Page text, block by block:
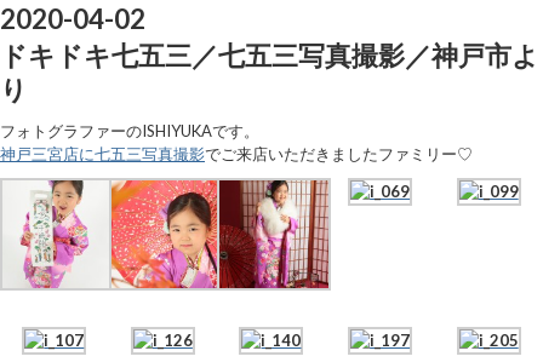
2020-04-02
ドキドキ七五三／七五三写真撮影／神戸市よ
り
フォトグラファーのISHIYUKAです。
神戸三宮店に七五三写真撮影でご来店いただきましたファミリー♡